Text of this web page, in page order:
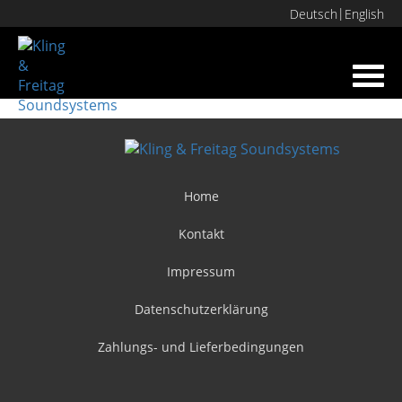
Deutsch English
Home
Kontakt
Impressum
Datenschutzerklärung
Zahlungs- und Lieferbedingungen